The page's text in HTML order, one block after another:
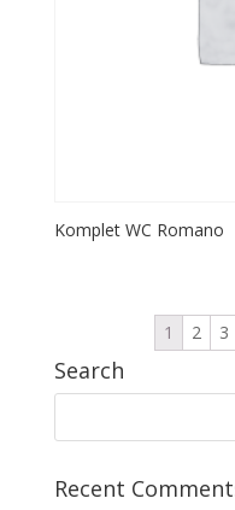
Komplet WC Romano
1 2 3
Search
Recent